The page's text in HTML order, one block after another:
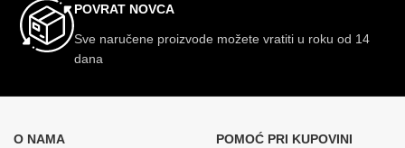
POVRAT NOVCA
Sve naručene proizvode možete vratiti u roku od 14
dana
O NAMA POMOĆ PRI KUPOVINI